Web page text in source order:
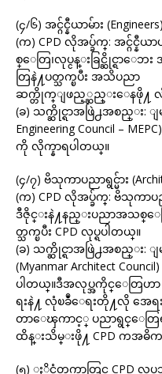
(၄/၆) အင္ဂ်င္နီယာမ်ား
(က) CPD လိုအပ္ခ်က္: အင္ဂ်င္
စ္ေတြ၊လုပ္ငန္းခြင္ဆိုင္ရာေ
တြနဲ႔ပတ္သက္ၿပီး အသိပညာ
ဆက္တိုက္ျဖည့္ဆည္းေနဖို႔ လို
(ခ) သက္ဆိုင္ရာအဖြဲ႕အစည္း: ျမ
Engineering Council –
ကို လိုက္နာရပါတယ္။
(၄/၇) ဗိသုကာပညာရွင္မ်ား
(က) CPD လိုအပ္ခ်က္: ဗိသုက
ဒီဇိုင္းနဲ႔နည္းပညာအသစ္ေတ
တ္သက္ၿပီး CPD လုပ္ရပါတယ္။
(ခ) သက္ဆိုင္ရာအဖြဲ႕အစည္း: ျ
(Myanmar Architect
ပါတယ္။ဒီအလုပ္အကိုင္ေတြဟာ
ရးနဲ႔ လုံၿခဳံေရးတို႔လို အေ
တာေၾကာင့္ ပညာရွင္ေတြရဲ
ထိန္းသိမ္းဖို႔ CPD ကအဓိ
(၅) ႏိုင္ငံတကာတြင္ CPD လုပ္ရ